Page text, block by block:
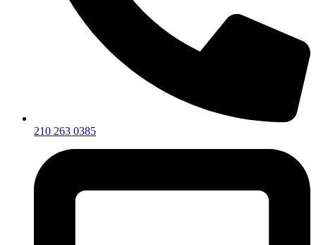
210 263 0385